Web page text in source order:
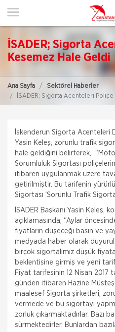
ANA SAYFA
HİZMETLERİMİZ
POLIÇE HATIRLAT
İLETIŞIM
ŞUBE BAŞVURUSU
MÜŞTERI GIRIŞI
TEKLİF AL
İSADER; Sigorta
Kesemez Hale Geldi
Ana Sayfa
Sektörel Haberler
İSADER; Sigorta Acenteleri
İskenderun Sigorta Acenteleri
Yasin Keleş, zorunlu trafik
hale geldiğini belirterek,
Sorumluluk Sigortası
itibaren uygulanmak üzere
getirilmiştir. Bu tarifenin
Sigortası ‘Sorunlu Trafik
İSADER Başkanı Yasin Keleş,
açıklamasında; “Aylar
fiyatların düşeceği basın ve
medyada haber olarak
birçok sigortalımız düşük
beklentisine girmiş ve yeni
Fiyat tarifesinin 12 Nisan 2017
günden itibaren Hazine
maalesef Sigorta şirketleri,
vermede ve bu sigortayı
zorluk çıkarmaktadırlar. Bazı
sürmektedirler. Bunlardan